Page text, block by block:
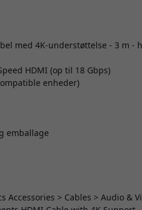
med 4K-understøttelse - 3 m -
HDMI (op til 18 Gbps)
enheder)
emballage
Accessories > Cables > Audio &